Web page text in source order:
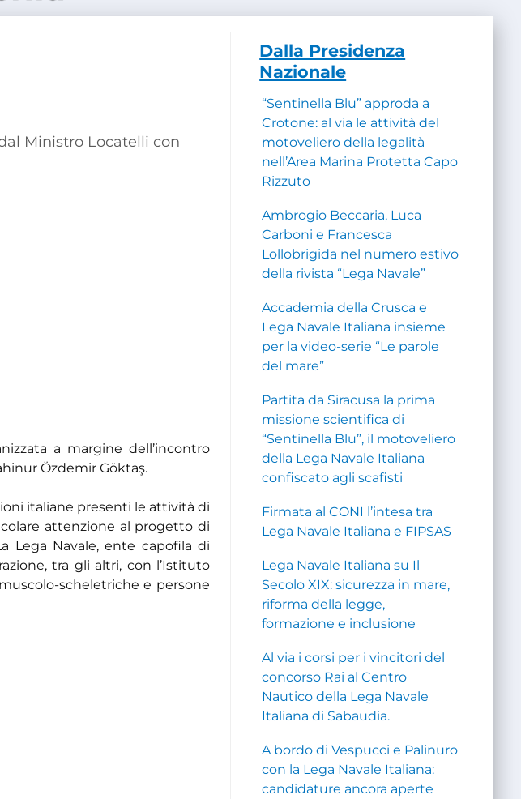
Ministro Locatelli con
a margine dell’incontro
Özdemir Göktaş.
italiane presenti le attività di
attenzione al progetto di
Lega Navale, ente capofila di
tra gli altri, con l’Istituto
scheletriche e persone
Dalla Presidenza
Nazionale
“Sentinella Blu” approda a
Crotone: al via le attività del
motoveliero della legalità
nell’Area Marina Protetta Capo
Rizzuto
Ambrogio Beccaria, Luca
Carboni e Francesca
Lollobrigida nel numero estivo
della rivista “Lega Navale”
Accademia della Crusca e
Lega Navale Italiana insieme
per la video-serie “Le parole
del mare”
Partita da Siracusa la prima
missione scientifica di
“Sentinella Blu”, il motoveliero
della Lega Navale Italiana
confiscato agli scafisti
Firmata al CONI l’intesa tra
Lega Navale Italiana e FIPSAS
Lega Navale Italiana su Il
Secolo XIX: sicurezza in mare,
riforma della legge,
formazione e inclusione
Al via i corsi per i vincitori del
concorso Rai al Centro
Nautico della Lega Navale
Italiana di Sabaudia.
A bordo di Vespucci e Palinuro
con la Lega Navale Italiana:
candidature ancora aperte